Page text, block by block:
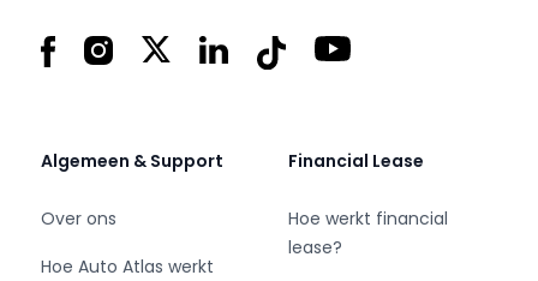
FacebookInstagram
X LinkedInTiktok YouTube
Algemeen & Support
Over ons
Hoe Auto Atlas werkt
Financial Lease
Hoe werkt financial
lease?